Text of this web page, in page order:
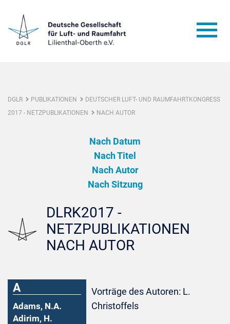
DGLR PUBLIKATIONEN
DEUTSCHER LUFT- UND RAUMFAHRTKONGRESS
2017 - NETZPUBLIKATIONEN
NACH AUTOR
Nach Datum
Nach Titel
Nach Autor
Nach Sitzung
DLRK2017 -
NETZPUBLIKATIONEN
NACH AUTOR
A
Adams, N.A.
Adirim, H.
Vorträge des Autoren: L.
Christoffels